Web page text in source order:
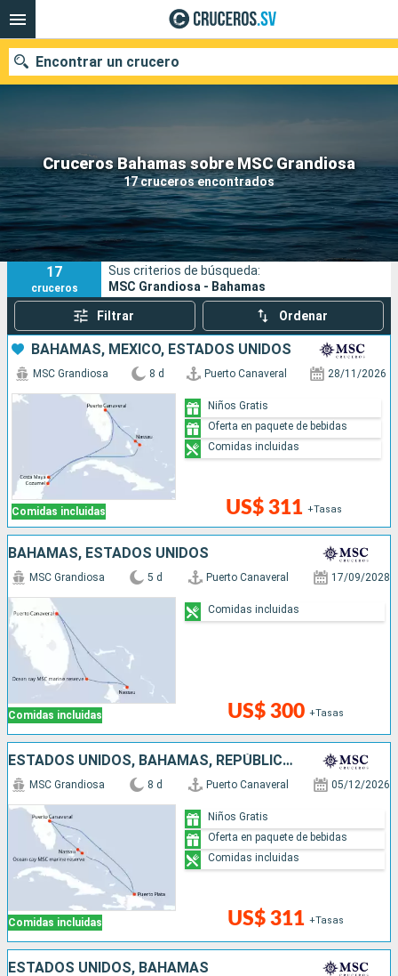
Cruceros Bahamas sobre MSC Grandiosa
17 cruceros encontrados
Encontrar un crucero
Nuestros destinos
Fecha de salida
Puertos Compañías
Buscar
17
cruceros
Sus criterios de búsqueda:
MSC Grandiosa - Bahamas
Filtrar Ordenar
BAHAMAS, MÉXICO, ESTADOS UNIDOS
Comidas incluidas
MSC Grandiosa 8 d Puerto Canaveral 28/11/2026
US$ 311 +Tasas
Niños Gratis
Oferta en paquete de bebidas
Comidas incluidas
BAHAMAS, ESTADOS UNIDOS
Comidas incluidas
MSC Grandiosa 5 d Puerto Canaveral 17/09/2028
US$ 300 +Tasas
Comidas incluidas
ESTADOS UNIDOS, BAHAMAS, REPÚBLICA DOMINICANA
Comidas incluidas
MSC Grandiosa 8 d Puerto Canaveral 05/12/2026
US$ 311 +Tasas
Niños Gratis
Oferta en paquete de bebidas
Comidas incluidas
ESTADOS UNIDOS, BAHAMAS